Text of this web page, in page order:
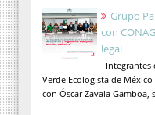
Grupo
con
legal
Integrantes
Verde Ecologista de
con Óscar Zavala Gamboa,